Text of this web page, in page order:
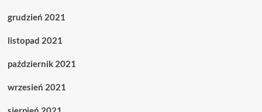
grudzień 2021
listopad 2021
październik 2021
wrzesień 2021